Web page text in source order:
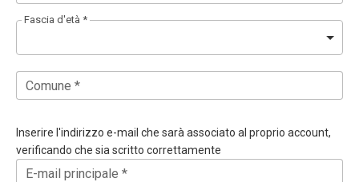
Fascia d'età *
Comune *
Inserire l'indirizzo e-mail che sarà associato al proprio account,
verificando che sia scritto correttamente
E-mail principale *